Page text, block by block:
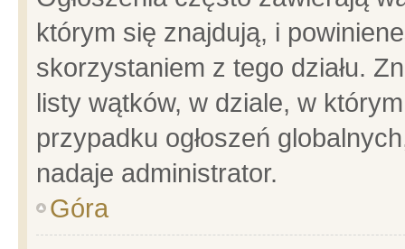
którym się znajdują, i
skorzystaniem z tego działu.
listy wątków, w dziale, w
przypadku ogłoszeń
nadaje administrator.
Góra